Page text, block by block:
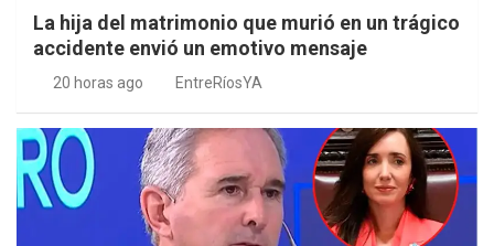
La hija del matrimonio que murió en un trágico
accidente envió un emotivo mensaje
20 horas ago EntreRíosYA